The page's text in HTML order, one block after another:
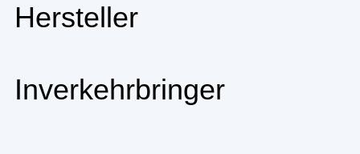
Hersteller
Inverkehrbringer